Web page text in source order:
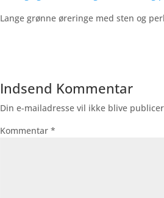
Lange grønne øreringe med sten og
Indsend Kommentar
Din e-mailadresse vil ikke blive
Kommentar *